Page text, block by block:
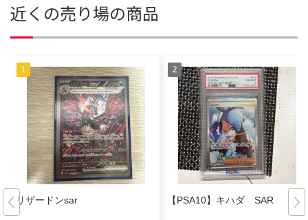
近くの売り場の商品
リザードンsar 【PSA10】キハダ SAR